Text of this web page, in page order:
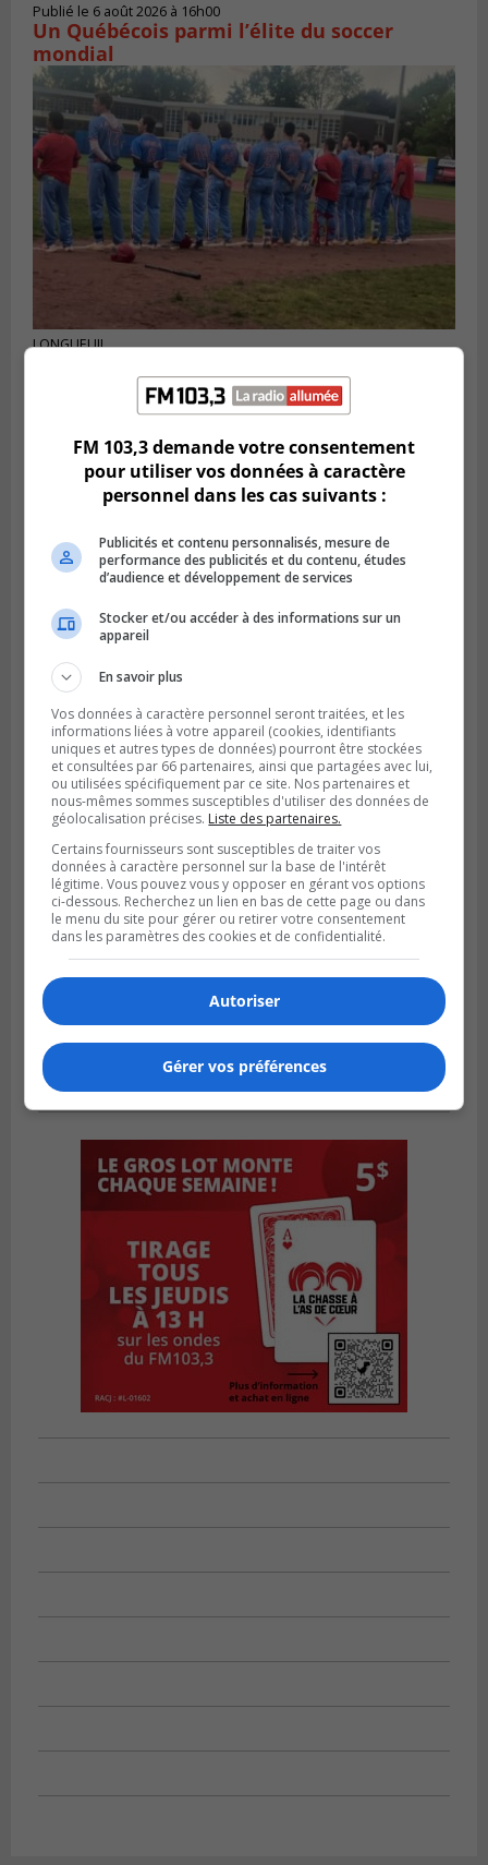
Publié le 6 août 2026 à 16h00
Un Québécois parmi l’élite du soccer
mondial
LONGUEUIL
Une poussée tardive propulse les Ducs
vers la victoire à Laval
LONGUEUIL
Publié le 5 août 2026 à 08h38
Les Ducs s’inclinent 4‑3 face à ABC 16U
dans un match serré à Longueuil
FM 103,3 demande votre consentement
pour utiliser vos données à caractère
personnel dans les cas suivants :
Publicités et contenu personnalisés, mesure de
performance des publicités et du contenu, études
d’audience et développement de services
Stocker et/ou accéder à des informations sur un
appareil
En savoir plus
Vos données à caractère personnel seront traitées, et les
informations liées à votre appareil (cookies, identifiants
uniques et autres types de données) pourront être stockées
et consultées par 66 partenaires, ainsi que partagées avec lui,
ou utilisées spécifiquement par ce site. Nos partenaires et
nous-mêmes sommes susceptibles d'utiliser des données de
géolocalisation précises. Liste des partenaires.
Certains fournisseurs sont susceptibles de traiter vos
données à caractère personnel sur la base de l'intérêt
légitime. Vous pouvez vous y opposer en gérant vos options
ci-dessous. Recherchez un lien en bas de cette page ou dans
le menu du site pour gérer ou retirer votre consentement
dans les paramètres des cookies et de confidentialité.
Autoriser
Gérer vos préférences